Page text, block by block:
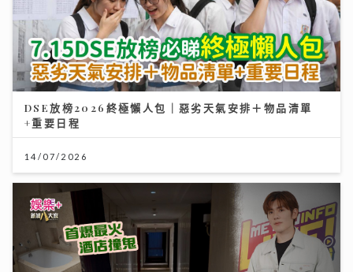
DSE放榜2026終極懶人包｜惡劣天氣安排＋物品清單
+重要日程
14/07/2026